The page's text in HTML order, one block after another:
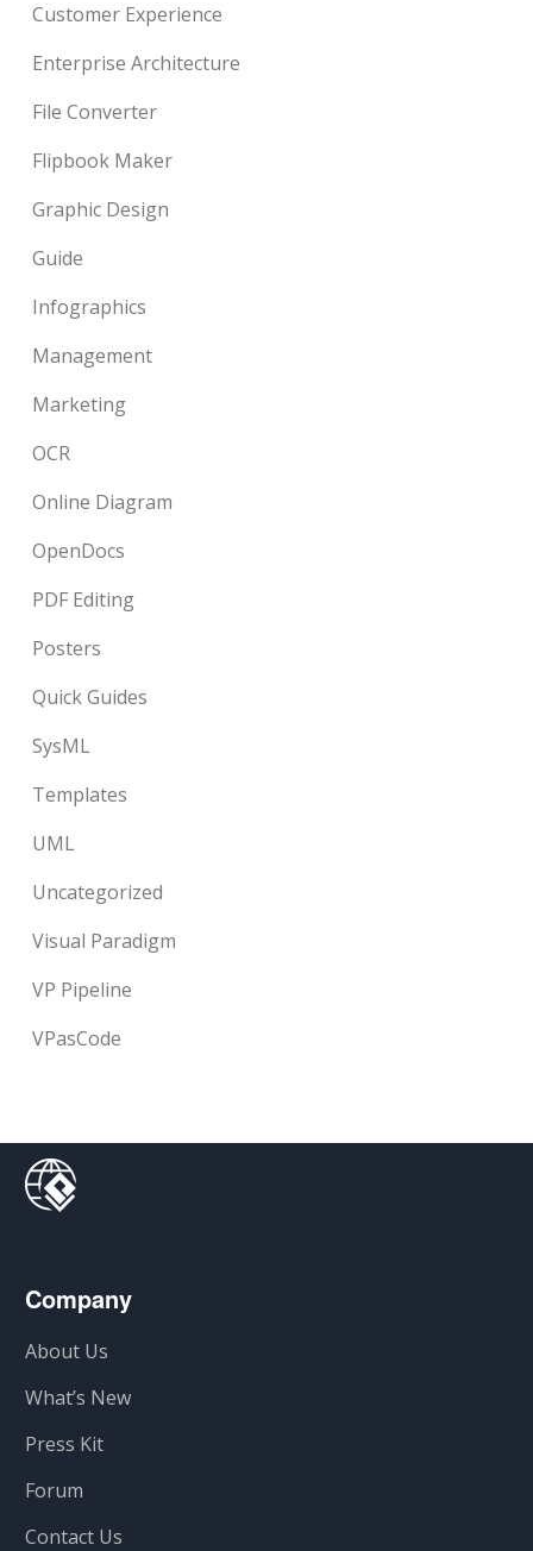
Customer Experience
Enterprise Architecture
File Converter
Flipbook Maker
Graphic Design
Guide
Infographics
Management
Marketing
OCR
Online Diagram
OpenDocs
PDF Editing
Posters
Quick Guides
SysML
Templates
UML
Uncategorized
Visual Paradigm
VP Pipeline
VPasCode
Company
About Us
What’s New
Press Kit
Forum
Contact Us